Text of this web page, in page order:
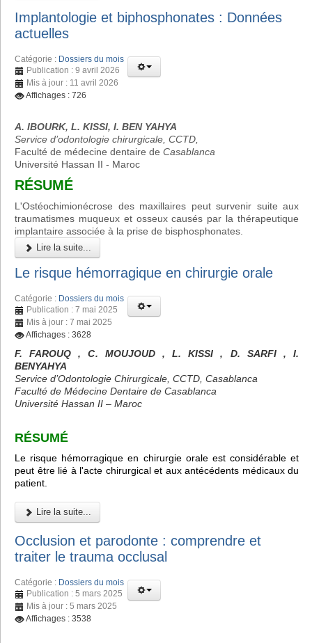
Implantologie et biphosphonates : Données
actuelles
Catégorie : Dossiers du mois
Publication : 9 avril 2026
Mis à jour : 11 avril 2026
Affichages : 726
A. IBOURK, L. KISSI, I. BEN YAHYA
Service d’odontologie chirurgicale, CCTD,
Faculté de médecine dentaire de Casablanca
Université Hassan II - Maroc
RÉSUMÉ
L'Ostéochimionécrose des maxillaires peut survenir suite aux
traumatismes muqueux et osseux causés par la thérapeutique
implantaire associée à la prise de bisphosphonates.
Lire la suite...
Le risque hémorragique en chirurgie orale
Catégorie : Dossiers du mois
Publication : 7 mai 2025
Mis à jour : 7 mai 2025
Affichages : 3628
F. FAROUQ , C. MOUJOUD , L. KISSI , D. SARFI , I.
BENYAHYA
Service d’Odontologie Chirurgicale, CCTD, Casablanca
Faculté de Médecine Dentaire de Casablanca
Université Hassan II – Maroc
RÉSUMÉ
Le risque hémorragique en chirurgie orale est considérable et
peut être lié à l'acte chirurgical et aux antécédents médicaux du
patient.
Lire la suite...
Occlusion et parodonte : comprendre et
traiter le trauma occlusal
Catégorie : Dossiers du mois
Publication : 5 mars 2025
Mis à jour : 5 mars 2025
Affichages : 3538